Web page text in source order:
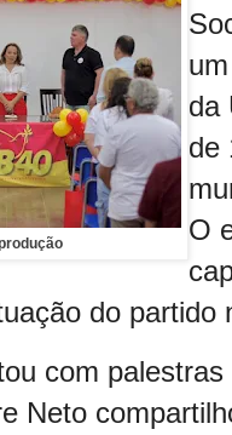
da
de
O
do partido
com
Neto